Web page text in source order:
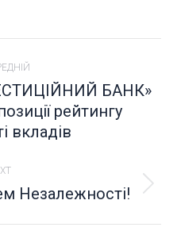
БАНК»
рейтингу
вкладів
Незалежності!